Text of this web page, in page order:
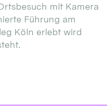
mit Kamera
Führung am
Köln erlebt wird